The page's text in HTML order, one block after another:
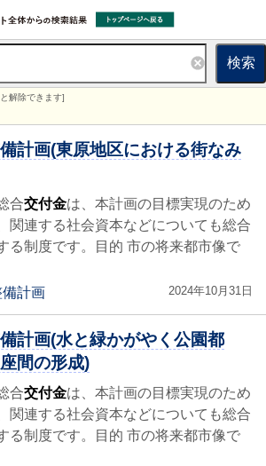
検索
解除できます]
計画(東原地区における街なみ
合交付金は、本計画の目標実現のため
関連する社会資本などについても総合
る制度です。目的 市の将来都市像で
計画
2024年10月31日
計画(水と緑かがやく公園都
間の形成)
合交付金は、本計画の目標実現のため
関連する社会資本などについても総合
る制度です。目的 市の将来都市像で